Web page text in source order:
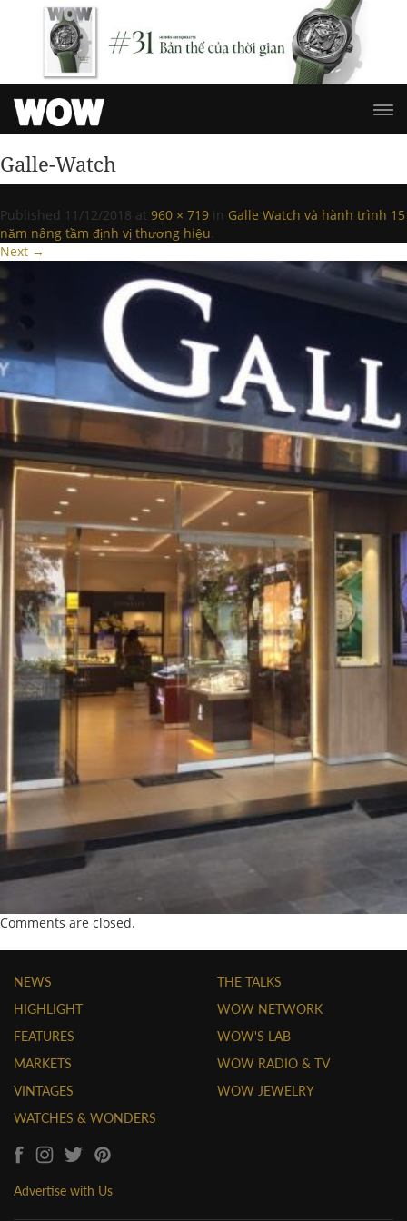
Galle-Watch
Published 11/12/2018 at 960 × 719 in Galle Watch và hành trình 15
năm nâng tầm định vị thương hiệu.
Next →
Comments are closed.
NEWS
HIGHLIGHT
FEATURES
MARKETS
VINTAGES
WATCHES & WONDERS
THE TALKS
WOW NETWORK
WOW'S LAB
WOW RADIO & TV
WOW JEWELRY
Advertise with Us